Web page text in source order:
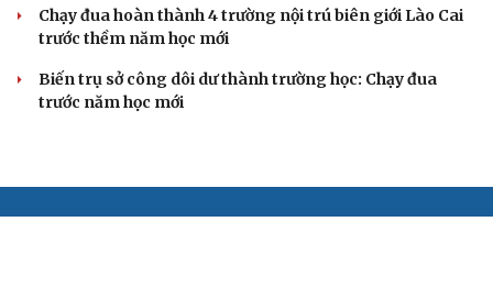
Chạy đua hoàn thành 4 trường nội trú biên giới Lào Cai
trước thềm năm học mới
Biến trụ sở công dôi dư thành trường học: Chạy đua
trước năm học mới